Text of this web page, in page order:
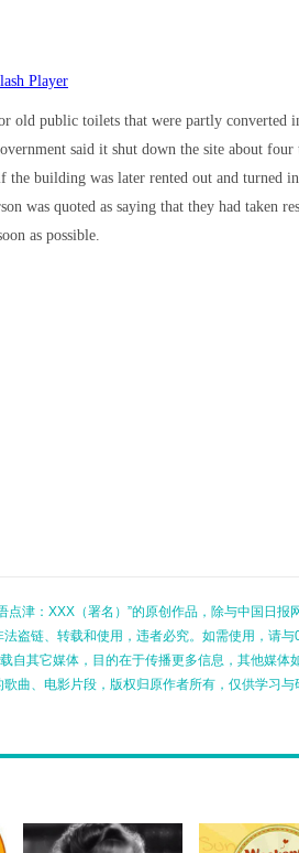
Player
old public toilets that were partly converted
said it shut down the site about four
the building was later rented out and turned
was quoted as saying that they had taken
as possible.
津：XXX（署名）”的原创作品，除与中国日报
盗链、转载和使用，违者必究。如需使用，请
自其它媒体，目的在于传播更多信息，其他媒体
曲、电影片段，版权归原作者所有，仅供学习与